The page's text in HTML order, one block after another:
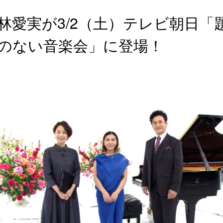
愛実が3/2（土）テレビ朝日「
ない音楽会」に登場！